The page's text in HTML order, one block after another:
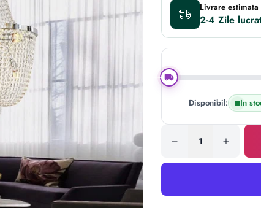
Livrare estimata
2-4 Zile
Disponibil: In